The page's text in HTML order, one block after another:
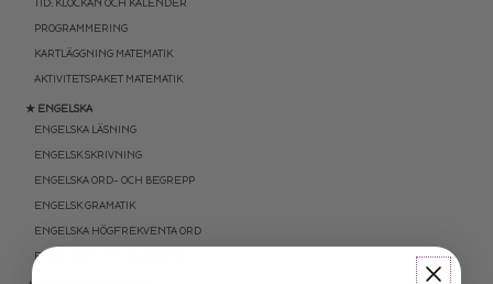
PROGRAMMERING
KARTLÄGGNING MATEMATIK
AKTIVITETSPAKET MATEMATIK
★ ENGELSKA
ENGELSKA LÄSNING
ENGELSK SKRIVNING
ENGELSKA ORD- OCH BEGREPP
ENGELSK GRAMATIK
ENGELSKA HÖGFREKVENTA ORD
ENGELSK MUNTLIGA FÄRDIGHET